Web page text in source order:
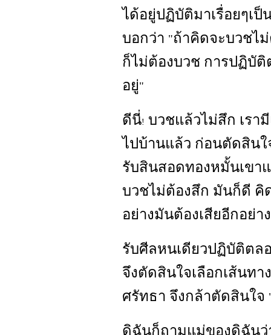
ได้อยู่ปฏิบัติมาเรื่อยๆเ
บอกว่า "ถ้าคิดจะบวชไ
ก็ไม่ต้องบวช การปฏิบั
อยู่"
ดีนี่! บวชแล้วไม่สึก เรา
ไปบ้านแล้ว ก่อนตัดสิน
รับสินสอดทองหมั้นเขา
บวชไม่ต้องสึก มันก็ดี คิ
อย่างมันต้องเสียอีกอย่า
รับศีลหนเดียวปฏิบัติตล
จึงตัดสินใจเลือกเส้นทา
ศรัทธา จึงกล้าตัดสินใจ
ดิฉันก็ถามแม่ของดิฉัน